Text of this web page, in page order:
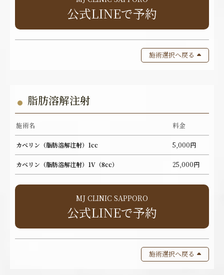
公式LINEで予約
施術選択へ戻る
脂肪溶解注射
施術名 料金
カベリン（脂肪溶解注射）1cc 5,000円
カベリン（脂肪溶解注射）1V（8cc） 25,000円
MJ CLINIC SAPPORO
公式LINEで予約
施術選択へ戻る